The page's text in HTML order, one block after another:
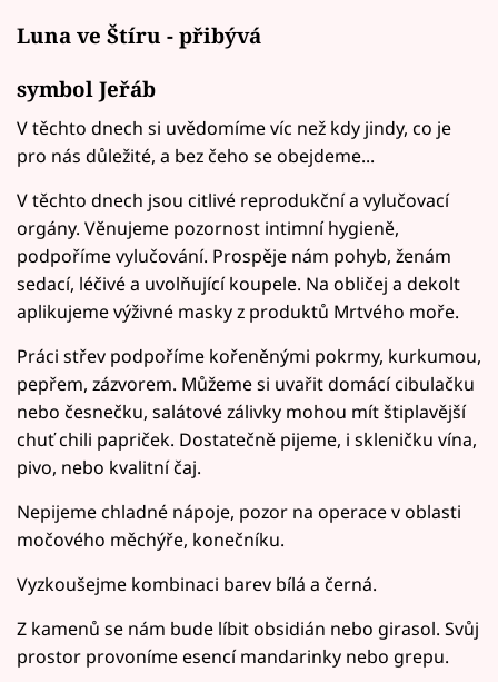
Luna ve Štíru - přibývá
symbol Jeřáb
V těchto dnech si uvědomíme víc než kdy jindy, co je
pro nás důležité, a bez čeho se obejdeme...
V těchto dnech jsou citlivé reprodukční a vylučovací
orgány. Věnujeme pozornost intimní hygieně,
podpoříme vylučování. Prospěje nám pohyb, ženám
sedací, léčivé a uvolňující koupele. Na obličej a dekolt
aplikujeme výživné masky z produktů Mrtvého moře.
Práci střev podpoříme kořeněnými pokrmy, kurkumou,
pepřem, zázvorem. Můžeme si uvařit domácí cibulačku
nebo česnečku, salátové zálivky mohou mít štiplavější
chuť chili papriček. Dostatečně pijeme, i skleničku vína,
pivo, nebo kvalitní čaj.
Nepijeme chladné nápoje, pozor na operace v oblasti
močového měchýře, konečníku.
Vyzkoušejme kombinaci barev bílá a černá.
Z kamenů se nám bude líbit obsidián nebo girasol. Svůj
prostor provoníme esencí mandarinky nebo grepu.